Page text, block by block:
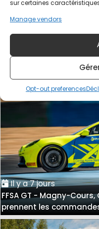
sur certaines
Manage vendors
Opt-out preferences
Il y a 7 jours
Finlande, ES18 : Pajari
de rang ?
Il y a 7 jours
FFSA GT - Magny-Cours,
prennent les